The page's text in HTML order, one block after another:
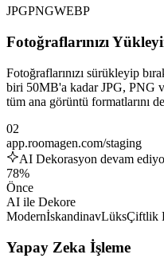
JPGPNGWEBP
Fotoğraflarınızı
Fotoğraflarınızı sürükleyip
biri 50MB'a kadar JPG, PNG
tüm ana görüntü formatlarını
02
app.roomagen.com/staging
AI Dekorasyon devam
78%
Önce
AI ile Dekore
ModernİskandinavLüksÇiftlik
Yapay Zeka İşleme